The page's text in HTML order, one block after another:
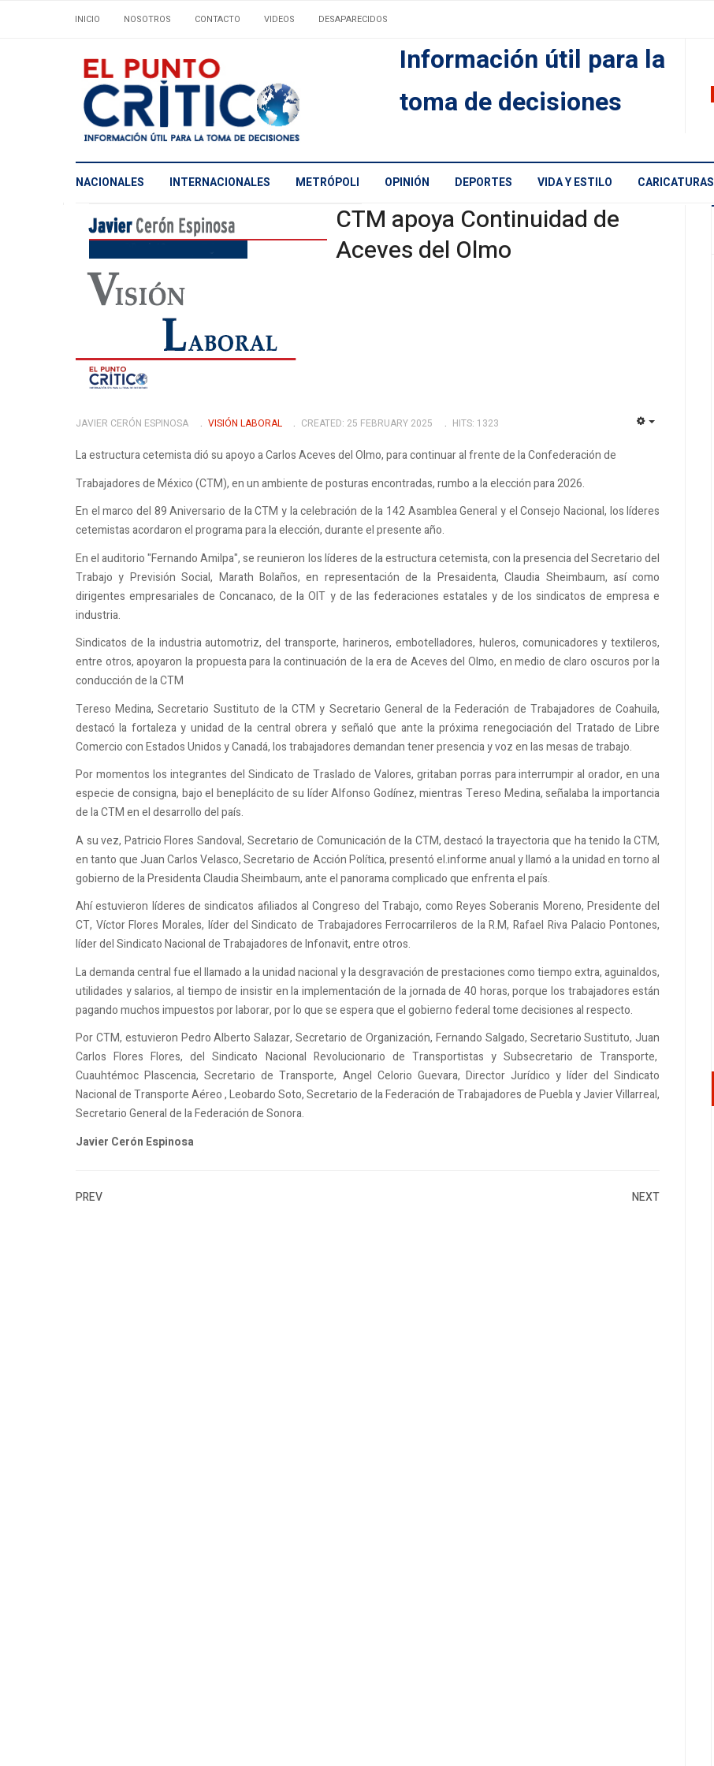
INICIO NOSOTROS CONTACTO VIDEOS DESAPARECIDOS
Información útil para la
toma de decisiones
NACIONALES INTERNACIONALES METRÓPOLI OPINIÓN DEPORTES VIDA Y ESTILO CARICATURAS
CTM apoya Continuidad de
Aceves del Olmo
JAVIER CERÓN ESPINOSA VISIÓN LABORAL CREATED: 25 FEBRUARY 2025 HITS: 1323
La estructura cetemista dió su apoyo a Carlos Aceves del Olmo, para continuar al frente de la Confederación de
Trabajadores de México (CTM), en un ambiente de posturas encontradas, rumbo a la elección para 2026.
En el marco del 89 Aniversario de la CTM y la celebración de la 142 Asamblea General y el Consejo Nacional, los líderes
cetemistas acordaron el programa para la elección, durante el presente año.
En el auditorio "Fernando Amilpa", se reunieron los líderes de la estructura cetemista, con la presencia del Secretario del
Trabajo y Previsión Social, Marath Bolaños, en representación de la Presaidenta, Claudia Sheimbaum, así como
dirigentes empresariales de Concanaco, de la OIT y de las federaciones estatales y de los sindicatos de empresa e
industria.
Sindicatos de la industria automotriz, del transporte, harineros, embotelladores, huleros, comunicadores y textileros,
entre otros, apoyaron la propuesta para la continuación de la era de Aceves del Olmo, en medio de claro oscuros por la
conducción de la CTM
Tereso Medina, Secretario Sustituto de la CTM y Secretario General de la Federación de Trabajadores de Coahuila,
destacó la fortaleza y unidad de la central obrera y señaló que ante la próxima renegociación del Tratado de Libre
Comercio con Estados Unidos y Canadá, los trabajadores demandan tener presencia y voz en las mesas de trabajo.
Por momentos los integrantes del Sindicato de Traslado de Valores, gritaban porras para interrumpir al orador, en una
especie de consigna, bajo el beneplácito de su líder Alfonso Godínez, mientras Tereso Medina, señalaba la importancia
de la CTM en el desarrollo del país.
A su vez, Patricio Flores Sandoval, Secretario de Comunicación de la CTM, destacó la trayectoria que ha tenido la CTM,
en tanto que Juan Carlos Velasco, Secretario de Acción Política, presentó el.informe anual y llamó a la unidad en torno al
gobierno de la Presidenta Claudia Sheimbaum, ante el panorama complicado que enfrenta el país.
Ahí estuvieron líderes de sindicatos afiliados al Congreso del Trabajo, como Reyes Soberanis Moreno, Presidente del
CT, Víctor Flores Morales, líder del Sindicato de Trabajadores Ferrocarrileros de la R.M, Rafael Riva Palacio Pontones,
líder del Sindicato Nacional de Trabajadores de Infonavit, entre otros.
La demanda central fue el llamado a la unidad nacional y la desgravación de prestaciones como tiempo extra, aguinaldos,
utilidades y salarios, al tiempo de insistir en la implementación de la jornada de 40 horas, porque los trabajadores están
pagando muchos impuestos por laborar, por lo que se espera que el gobierno federal tome decisiones al respecto.
Por CTM, estuvieron Pedro Alberto Salazar, Secretario de Organización, Fernando Salgado, Secretario Sustituto, Juan
Carlos Flores Flores, del Sindicato Nacional Revolucionario de Transportistas y Subsecretario de Transporte,
Cuauhtémoc Plascencia, Secretario de Transporte, Angel Celorio Guevara, Director Jurídico y líder del Sindicato
Nacional de Transporte Aéreo , Leobardo Soto, Secretario de la Federación de Trabajadores de Puebla y Javier Villarreal,
Secretario General de la Federación de Sonora.
Javier Cerón Espinosa
PREV NEXT